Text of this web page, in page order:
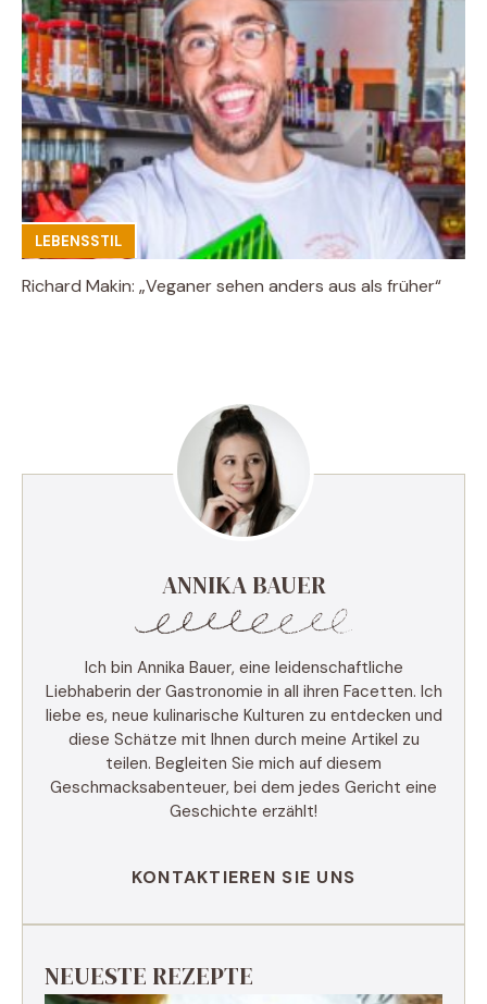
LEBENSSTIL
Richard Makin: „Veganer sehen anders aus als früher“
ANNIKA BAUER
Ich bin Annika Bauer, eine leidenschaftliche
Liebhaberin der Gastronomie in all ihren Facetten. Ich
liebe es, neue kulinarische Kulturen zu entdecken und
diese Schätze mit Ihnen durch meine Artikel zu
teilen. Begleiten Sie mich auf diesem
Geschmacksabenteuer, bei dem jedes Gericht eine
Geschichte erzählt!
KONTAKTIEREN SIE UNS
NEUESTE REZEPTE